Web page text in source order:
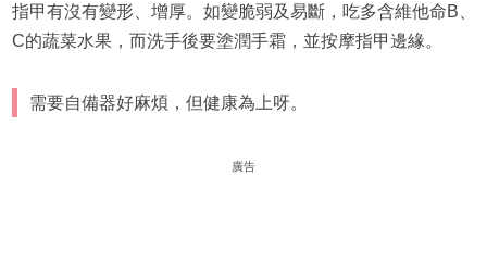
指甲有沒有變形、增厚。如變脆弱及易斷，吃多含維他命B、
C的蔬菜水果，而洗手後要塗潤手霜，並按摩指甲邊緣。
需要自備器好麻煩，但健康為上呀。
廣告